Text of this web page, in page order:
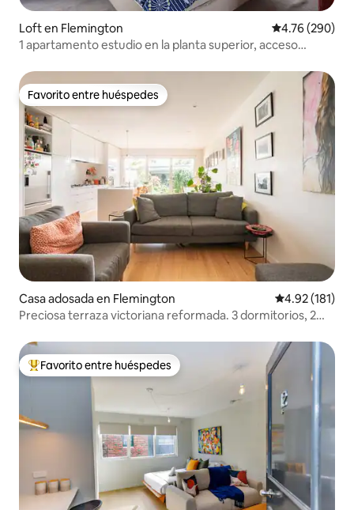
Loft en Flemington Calificación
4.76 (290)
1 apartamento estudio en la planta superior, acceso
Favorito entre huéspedes
Favorito entre huéspedes
Casa adosada en Flemington Calificación
4.92 (181)
Preciosa terraza victoriana reformada. 3 dormitorios, 2
De los mejores en Favorito entre huéspedes
Favorito entre huéspedes